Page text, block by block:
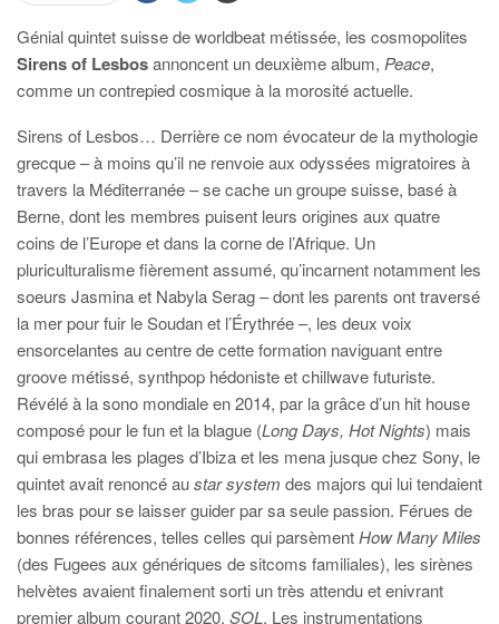
Génial quintet suisse de worldbeat métissée, les cosmopolites
Sirens of Lesbosannoncent un deuxième album, Peace,
comme un contrepied cosmique à la morosité actuelle.
Sirens of Lesbos… Derrière ce nom évocateur de la mythologie
grecque – à moins qu’il ne renvoie aux odyssées migratoires à
travers la Méditerranée – se cache un groupe suisse, basé à
Berne, dont les membres puisent leurs origines aux quatre
coins de l’Europe et dans la corne de l’Afrique. Un
pluriculturalisme fièrement assumé, qu’incarnent notamment les
soeurs Jasmina et Nabyla Serag – dont les parents ont traversé
la mer pour fuir le Soudan et l’Érythrée –, les deux voix
ensorcelantes au centre de cette formation naviguant entre
groove métissé, synthpop hédoniste et chillwave futuriste.
Révélé à la sono mondiale en 2014, par la grâce d’un hit house
composé pour le fun et la blague (Long Days, Hot Nights) mais
qui embrasa les plages d’Ibiza et les mena jusque chez Sony, le
quintet avait renoncé austar system des majors qui lui tendaient
les bras pour se laisser guider par sa seule passion. Férues de
bonnes références, telles celles qui parsèmentHow Many Miles
(des Fugees aux génériques de sitcoms familiales), les sirènes
helvètes avaient finalement sorti un très attendu et enivrant
premier album courant 2020, SOL. Les instrumentations